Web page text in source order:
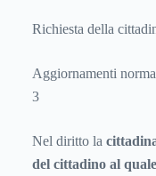
Richiesta della
Aggiornamenti
3
Nel diritto la
del cittadino al